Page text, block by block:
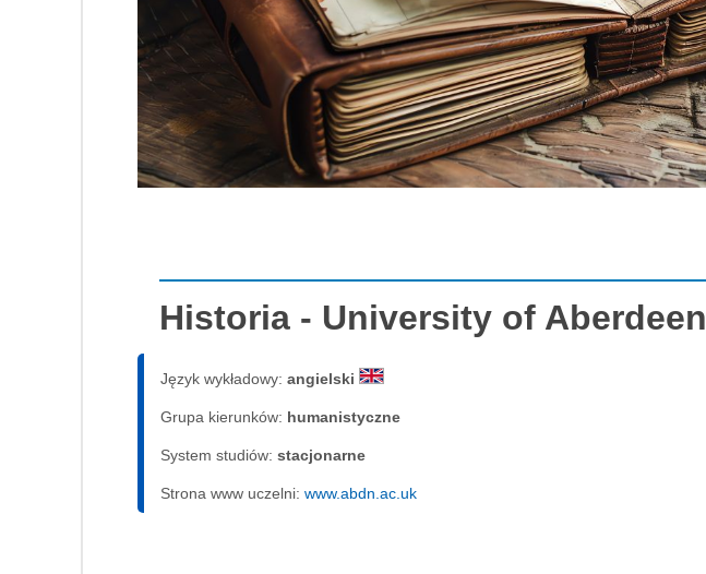
Historia - University of Aberdeen
Język wykładowy: angielski
Grupa kierunków: humanistyczne
System studiów: sta­cjo­nar­ne
Strona www uczelni: www.abdn.ac.uk